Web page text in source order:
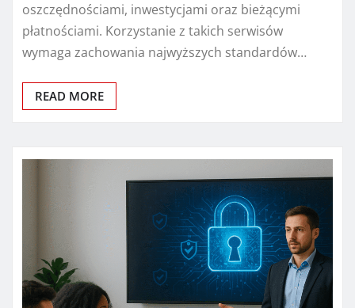
oszczędnościami, inwestycjami oraz bieżącymi
płatnościami. Korzystanie z takich serwisów
wymaga zachowania najwyższych standardów…
READ MORE